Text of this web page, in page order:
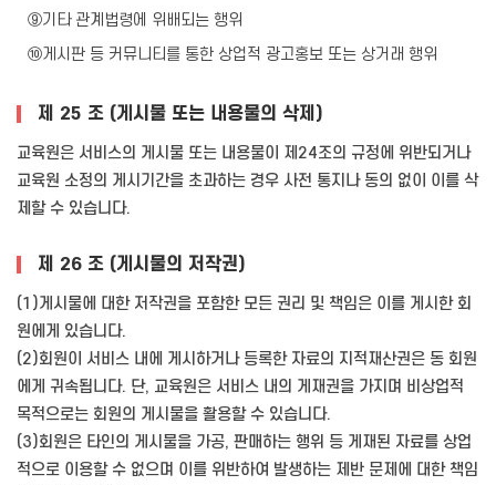
⑨기타 관계법령에 위배되는 행위
⑩게시판 등 커뮤니티를 통한 상업적 광고홍보 또는 상거래 행위
제 25 조 (게시물 또는 내용물의 삭제)
교육원은 서비스의 게시물 또는 내용물이 제24조의 규정에 위반되거나
교육원 소정의 게시기간을 초과하는 경우 사전 통지나 동의 없이 이를 삭
제할 수 있습니다.
제 26 조 (게시물의 저작권)
(1)게시물에 대한 저작권을 포함한 모든 권리 및 책임은 이를 게시한 회
원에게 있습니다.
(2)회원이 서비스 내에 게시하거나 등록한 자료의 지적재산권은 동 회원
에게 귀속됩니다. 단, 교육원은 서비스 내의 게재권을 가지며 비상업적
목적으로는 회원의 게시물을 활용할 수 있습니다.
(3)회원은 타인의 게시물을 가공, 판매하는 행위 등 게재된 자료를 상업
적으로 이용할 수 없으며 이를 위반하여 발생하는 제반 문제에 대한 책임